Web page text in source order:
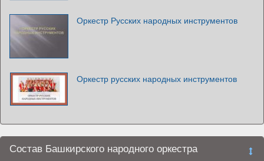
Оркестр Русских народных инструментов
Оркестр русских народных инструментов
Состав Башкирского народного оркестра